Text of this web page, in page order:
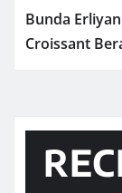
Bunda
Croissant